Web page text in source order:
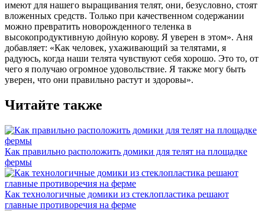
имеют для нашего выращивания телят, они, безусловно, стоят
вложенных средств. Только при качественном содержании
можно превратить новорожденного теленка в
высокопродуктивную дойную корову. Я уверен в этом». Аня
добавляет: «Как человек, ухаживающий за телятами, я
радуюсь, когда наши телята чувствуют себя хорошо. Это то, от
чего я получаю огромное удовольствие. Я также могу быть
уверен, что они правильно растут и здоровы».
Читайте также
Как правильно расположить домики для телят на площадке
фермы
Как технологичные домики из стеклопластика решают
главные противоречия на ферме